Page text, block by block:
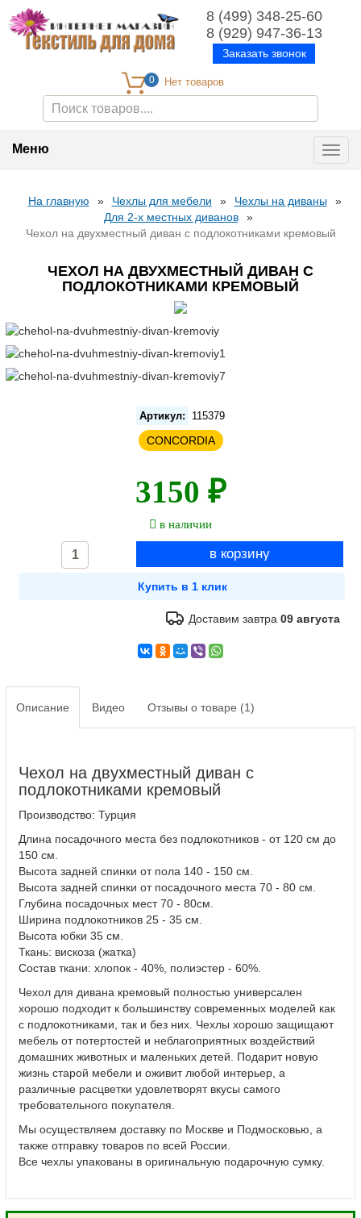
0
8 (499) 348-25-60
8 (929) 947-36-13
Заказать звонок
Меню
На главную » Чехлы для мебели » Чехлы на диваны
»
Для 2-х местных диванов
»
Чехол на двухместный диван с подлокотниками кремовый
ЧЕХОЛ НА ДВУХМЕСТНЫЙ ДИВАН С
ПОДЛОКОТНИКАМИ КРЕМОВЫЙ
Артикул: 115379
CONCORDIA
3150 ₽
в наличии
Доставим завтра09 августа
Описание Видео Отзывы о товаре (1)
Чехол на двухместный диван с
подлокотниками кремовый
Производство: Турция
Длина посадочного места без подлокотников - от 120 см до
150 см.
Высота задней спинки от пола 140 - 150 см.
Высота задней спинки от посадочного места 70 - 80 см.
Глубина посадочных мест 70 - 80см.
Ширина подлокотников 25 - 35 см.
Высота юбки 35 см.
Ткань: вискоза (жатка)
Состав ткани: хлопок - 40%, полиэстер - 60%.
Чехол для дивана кремовый полностью универсален
хорошо подходит к большинству современных моделей как
с подлокотниками, так и без них. Чехлы хорошо защищают
мебель от потертостей и неблагоприятных воздействий
домашних животных и маленьких детей. Подарит новую
жизнь старой мебели и оживит любой интерьер, а
различные расцветки удовлетворят вкусы самого
требовательного покупателя.
Мы осуществляем доставку по Москве и Подмосковью, а
также отправку товаров по всей России.
Все чехлы упакованы в оригинальную подарочную сумку.